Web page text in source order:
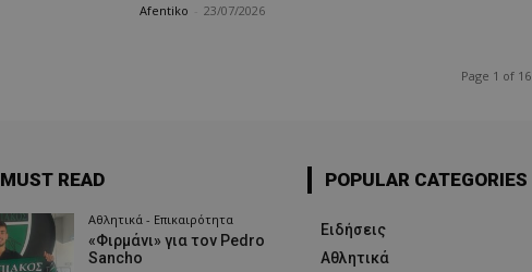
Afentiko 23/07/2026
Page 1 of 16
MUST READ
Αθλητικά - Επικαιρότητα
«Φιρμάνι» για τον Pedro
Sancho
POPULAR CATEGORIES
Ειδήσεις
Αθλητικά